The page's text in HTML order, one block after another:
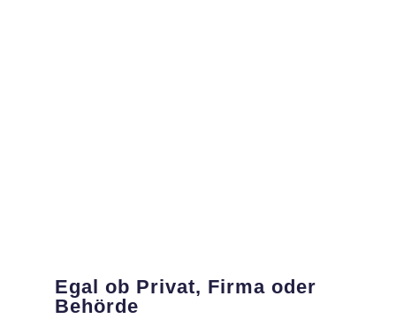
Egal ob Privat, Firma oder
Behörde